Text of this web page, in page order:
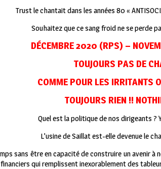
Trust le chantait dans les années 80 «
Souhaitez que ce sang froid ne se perde
DÉCEMBRE 2020 (RPS) –
TOUJOURS PAS DE
COMME POUR LES IRRITANTS
TOUJOURS RIEN !!
Quel est la politique de nos dirigeants ?
L’usine de Saillat est-elle devenue le
sans être en capacité de construire un avenir
qui remplissent inexorablement des